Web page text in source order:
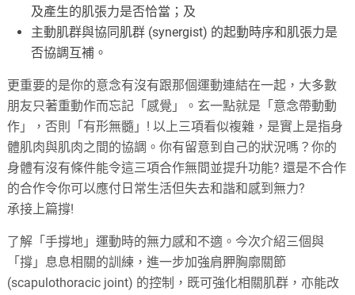
及產生的肌張力是否恰當；及
主動肌群與協同肌群 (synergist) 的起動時序和肌張力是
否協調互補。
更重要的是你的意念有沒有跟那個運動連結在一起，大多數
朋友只著重動作而忘記「感覺」。玄一點就是「意念帶動動
作」，否則「有形無髓」! 以上三項看似複雜，是實上是指身
體肌肉與肌肉之間的協調。你有留意到自己的狀況嗎？你的
身體有沒有條件能令這三項合作無間並提升功能? 還是不合作
的合作令你可以應付日常生活但失去和諧和感到無力?
承接上篇撐!
了解「手撐地」運動時的無力感和不適。今次介紹三個與
「撐」息息相關的訓練，進一步加強肩胛胸廓關節
(scapulothoracic joint) 的控制，既可強化相關肌群，亦能改